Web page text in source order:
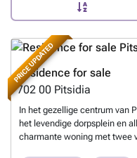
PRICE UPDATED
Residence for sale
702 00 Pitsidia
In het gezellige centrum van
het levendige dorpsplein en
charmante woning met twee